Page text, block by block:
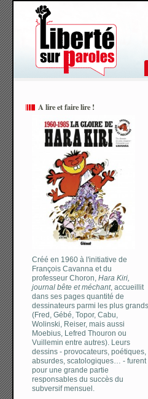
A lire et faire lire !
Créé en 1960 à l'initiative de
François Cavanna et du
professeur Choron, Hara Kiri,
journal bête et méchant, accueillit
dans ses pages quantité de
dessinateurs parmi les plus grands
(Fred, Gébé, Topor, Cabu,
Wolinski, Reiser, mais aussi
Moebius, Lefred Thouron ou
Vuillemin entre autres). Leurs
dessins - provocateurs, poétiques,
absurdes, scatologiques… - furent
pour une grande partie
responsables du succès du
subversif mensuel.